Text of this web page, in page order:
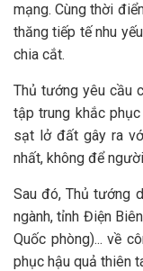
mạng. Cùng thời
thăng tiếp tế nhu
chia cắt.
Thủ tướng yêu cầu
tập trung khắc
sạt lở đất gây ra
nhất, không để
Sau đó, Thủ tướng
ngành, tỉnh Điện
Quốc phòng)... về
phục hậu quả thiên